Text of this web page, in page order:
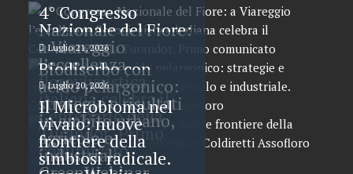
4° Congresso
Nazionale del Fiore:
a Viareggio
l’eccellenza
florovivaistica
italiana celebra il
Centenario della
Turandot. Primo
comunicato
Luglio 21, 2026
Biodiserbo con
acido pelargonico:
strategie e risultati
in ambito urbano,
agricolo e
industriale.
Luglio 20, 2026
Il Microbioma nel
vivaio: nuove
frontiere della
simbiosi radicale.